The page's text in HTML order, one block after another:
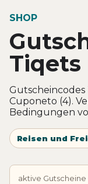
SHOP
Tiqets
Gutscheincodes
Cuponeto (4).
Bedingungen
Reisen und
aktive Gutscheine